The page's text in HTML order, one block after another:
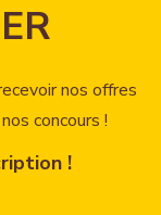
nos offres
concours !
!